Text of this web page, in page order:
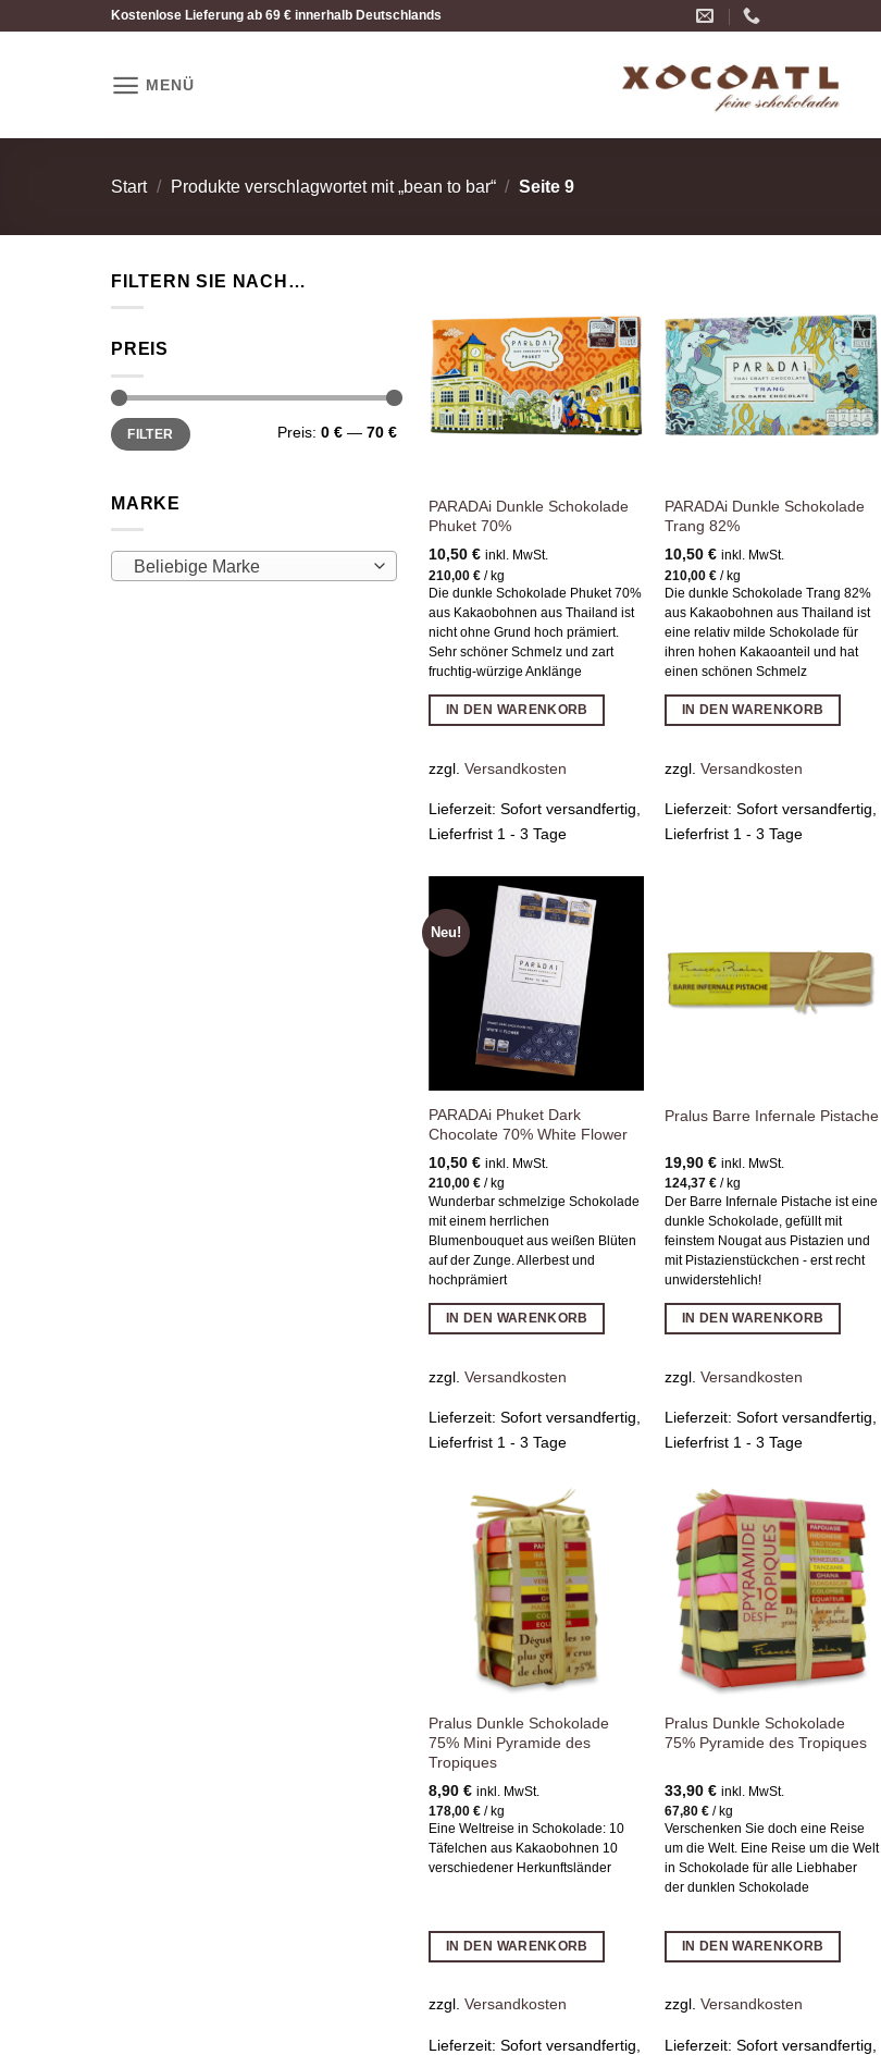
Kostenlose Lieferung ab 69 € innerhalb Deutschlands
MENÜ
Start / Produkte verschlagwortet mit „bean to bar“ / Seite 9
FILTERN SIE NACH…
PREIS
Min.
Preis
Max.
PreisFILTER Preis: 0 €— 70 €
MARKE
Beliebige Marke
Zur
Wunschliste
hinzufügen
PARADAi Dunkle Schokolade
Phuket 70%
10,50€ inkl. MwSt.
210,00€ / kg
Die dunkle Schokolade Phuket 70%
aus Kakaobohnen aus Thailand ist
nicht ohne Grund hoch prämiert.
Sehr schöner Schmelz und zart
fruchtig-würzige Anklänge
IN DEN WARENKORB
zzgl.Versandkosten
Lieferzeit:Sofort versandfertig,
Lieferfrist 1 - 3 Tage
Zur
Wunschliste
hinzufügen
PARADAi Dunkle Schokolade
Trang 82%
10,50€ inkl. MwSt.
210,00€ / kg
Die dunkle Schokolade Trang 82%
aus Kakaobohnen aus Thailand ist
eine relativ milde Schokolade für
ihren hohen Kakaoanteil und hat
einen schönen Schmelz
IN DEN WARENKORB
zzgl.Versandkosten
Lieferzeit:Sofort versandfertig,
Lieferfrist 1 - 3 Tage
Neu!
Zur
Wunschliste
hinzufügen
PARADAi Phuket Dark
Chocolate 70% White Flower
10,50€ inkl. MwSt.
210,00€ / kg
Wunderbar schmelzige Schokolade
mit einem herrlichen
Blumenbouquet aus weißen Blüten
auf der Zunge. Allerbest und
hochprämiert
IN DEN WARENKORB
zzgl.Versandkosten
Lieferzeit:Sofort versandfertig,
Lieferfrist 1 - 3 Tage
Wunschliste
hinzufügen
Pralus Barre Infernale Pistache
19,90€ inkl. MwSt.
124,37€ / kg
Der Barre Infernale Pistache ist eine
dunkle Schokolade, gefüllt mit
feinstem Nougat aus Pistazien und
mit Pistazienstückchen - erst recht
unwiderstehlich!
IN DEN WARENKORB
zzgl.Versandkosten
Lieferzeit:Sofort versandfertig,
Lieferfrist 1 - 3 Tage
Zur
Wunschliste
hinzufügen
Pralus Dunkle Schokolade
75% Mini Pyramide des
Tropiques
8,90€ inkl. MwSt.
178,00€ / kg
Eine Weltreise in Schokolade: 10
Täfelchen aus Kakaobohnen 10
verschiedener Herkunftsländer
IN DEN WARENKORB
zzgl.Versandkosten
Lieferzeit:Sofort versandfertig,
Zur
Wunschliste
hinzufügen
Pralus Dunkle Schokolade
75% Pyramide des Tropiques
33,90€ inkl. MwSt.
67,80€ / kg
Verschenken Sie doch eine Reise
um die Welt. Eine Reise um die Welt
in Schokolade für alle Liebhaber
der dunklen Schokolade
IN DEN WARENKORB
zzgl.Versandkosten
Lieferzeit:Sofort versandfertig,